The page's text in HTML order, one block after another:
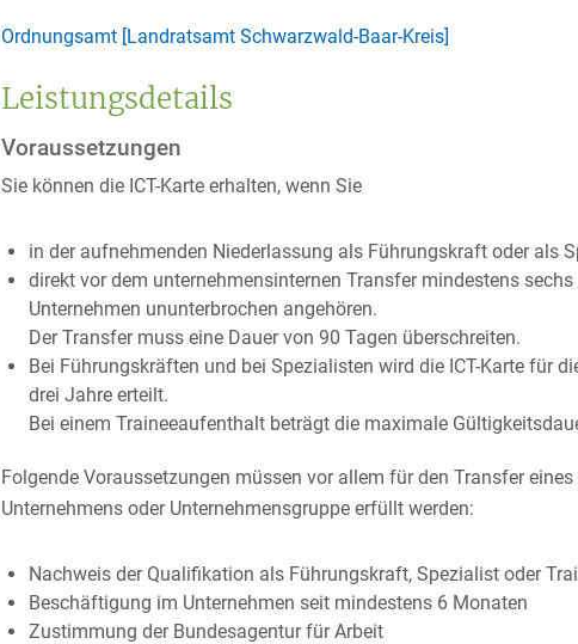
Ordnungsamt [Landratsamt Schwarzwald-Baar-Kreis]
Leistungsdetails
Voraussetzungen
Sie können die ICT-Karte erhalten, wenn Sie
in der aufnehmenden Niederlassung als Führungskraft oder als
direkt vor dem unternehmensinternen Transfer mindestens
Unternehmen ununterbrochen angehören.
Der Transfer muss eine Dauer von 90 Tagen überschreiten.
Bei Führungskräften und bei Spezialisten wird die ICT-Karte für
drei Jahre erteilt.
Bei einem Traineeaufenthalt beträgt die maximale
Folgende Voraussetzungen müssen vor allem für den Transfer
Unternehmens oder Unternehmensgruppe erfüllt werden:
Nachweis der Qualifikation als Führungskraft, Spezialist oder
Beschäftigung im Unternehmen seit mindestens 6 Monaten
Zustimmung der Bundesagentur für Arbeit